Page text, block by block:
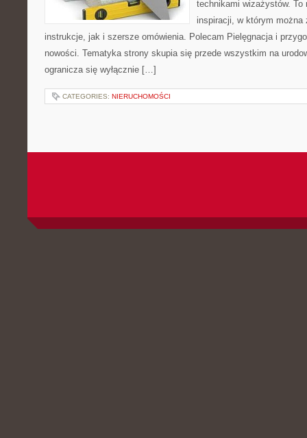
technikami wizażystów. To
inspiracji, w którym można
instrukcje, jak i szersze omówienia. Polecam Pielęgnacja i
nowości. Tematyka strony skupia się przede wszystkim na
ogranicza się wyłącznie […]
CATEGORIES: NIERUCHOMOŚCI